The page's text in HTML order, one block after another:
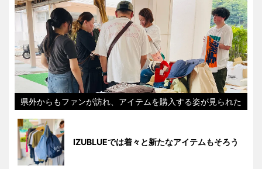
県外からもファンが訪れ、アイテムを購入する姿が見られた
IZUBLUEでは着々と新たなアイテムもそろう